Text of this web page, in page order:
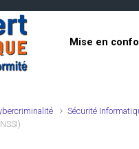
Mise en
Sécurité